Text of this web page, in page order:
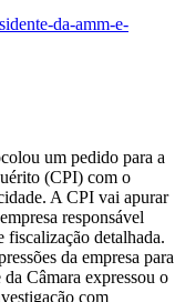
da-amm-e-
um pedido para a
(CPI) com o
A CPI vai apurar
responsável
fiscalização detalhada.
da empresa para
Câmara expressou o
com